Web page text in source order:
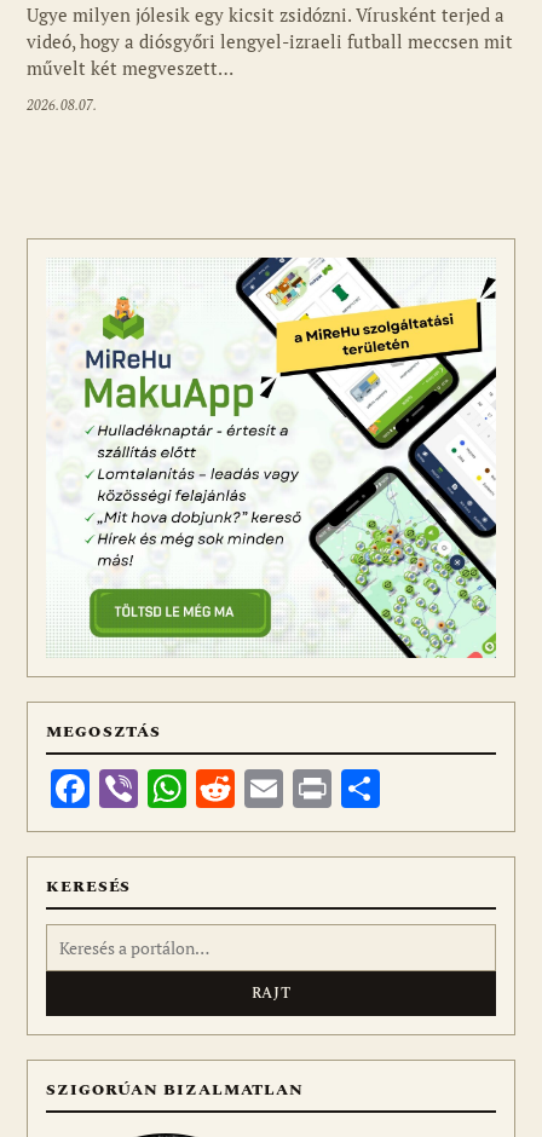
Ugye milyen jólesik egy kicsit zsidózni. Vírusként terjed a
videó, hogy a diósgyőri lengyel-izraeli futball meccsen mit
művelt két megveszett…
2026.08.07.
MEGOSZTÁS
Facebook
ViberWhatsApp
Reddit
Email
Print
meg
KERESÉS
Keresés:
SZIGORÚAN BIZALMATLAN